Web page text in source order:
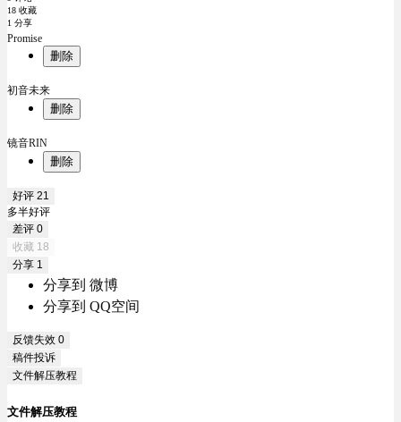
18 收藏
1 分享
Promise
删除
初音未来
删除
镜音RIN
删除
好评 21
多半好评
差评 0
收藏 18
分享 1
分享到 微博
分享到 QQ空间
反馈失效 0
稿件投诉
文件解压教程
文件解压教程